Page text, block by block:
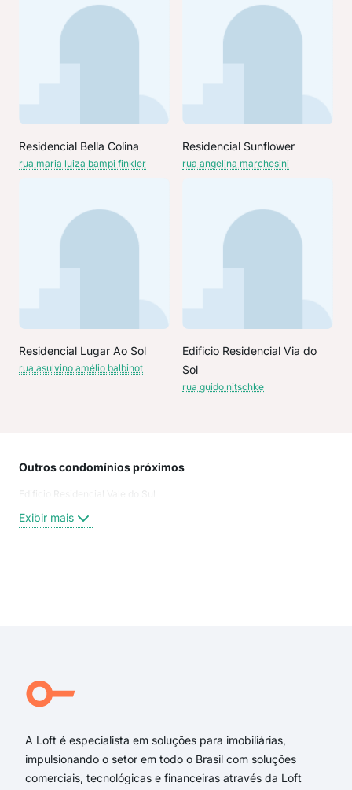
Residencial Bella Colina
rua maria luiza bampi finkler
Residencial Sunflower
rua angelina marchesini
Residencial Lugar Ao Sol
rua asulvino amélio balbinot
Edificio Residencial Via do
Sol
rua guido nitschke
Outros condomínios próximos
Edificio Residencial Vale do Sul
Exibir mais
A Loft é especialista em soluções para imobiliárias,
impulsionando o setor em todo o Brasil com soluções
comerciais, tecnológicas e financeiras através da Loft